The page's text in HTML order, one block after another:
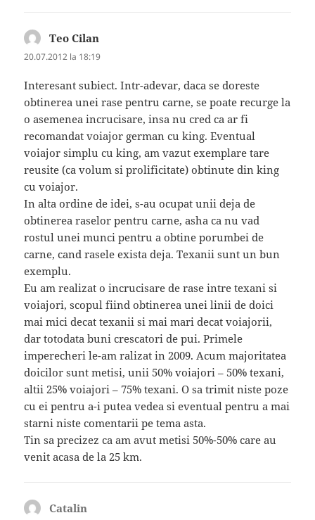
Teo Cilan
20.07.2012 la 18:19
Interesant subiect. Intr-adevar, daca se doreste
obtinerea unei rase pentru carne, se poate recurge la
o asemenea incrucisare, insa nu cred ca ar fi
recomandat voiajor german cu king. Eventual
voiajor simplu cu king, am vazut exemplare tare
reusite (ca volum si prolificitate) obtinute din king
cu voiajor.
In alta ordine de idei, s-au ocupat unii deja de
obtinerea raselor pentru carne, asha ca nu vad
rostul unei munci pentru a obtine porumbei de
carne, cand rasele exista deja. Texanii sunt un bun
exemplu.
Eu am realizat o incrucisare de rase intre texani si
voiajori, scopul fiind obtinerea unei linii de doici
mai mici decat texanii si mai mari decat voiajorii,
dar totodata buni crescatori de pui. Primele
imperecheri le-am ralizat in 2009. Acum majoritatea
doicilor sunt metisi, unii 50% voiajori – 50% texani,
altii 25% voiajori – 75% texani. O sa trimit niste poze
cu ei pentru a-i putea vedea si eventual pentru a mai
starni niste comentarii pe tema asta.
Tin sa precizez ca am avut metisi 50%-50% care au
venit acasa de la 25 km.
Catalin